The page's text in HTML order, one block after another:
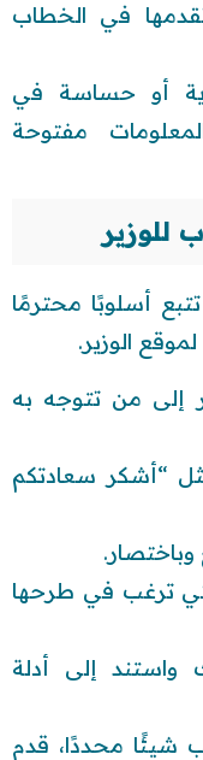
في الخطاب
أو حساسة في
مفتوحة
أسلوبًا محترمًا
الوزير.
إلى من تتوجه به
“أشكر سعادتكم
ترغب في طرحها
إلى أدلة
شيئًا محددًا، قدم